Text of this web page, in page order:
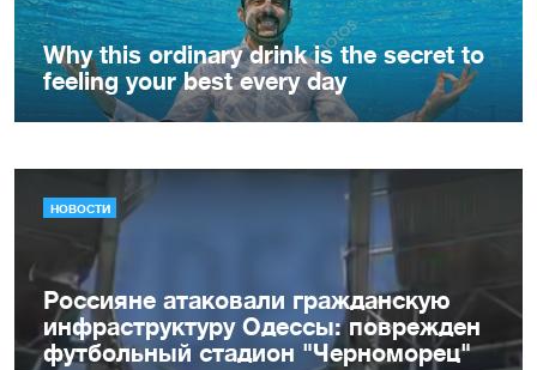
НОВОСТИ
Россияне атаковали гражданскую
инфраструктуру Одессы: поврежден
футбольный стадион "Черноморец"